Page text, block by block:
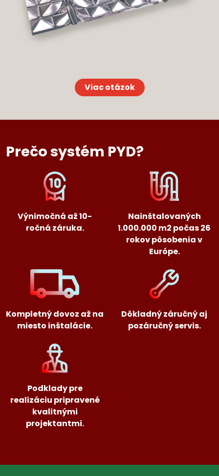
Viac otázok
Prečo systém PYD?
Výnimočná až 10-
ročná záruka.
Nainštalovaných
1.000.000 m2 počas 26
rokov pôsobenia v
Európe.
Kompletný dovoz až na
miesto inštalácie.
Dôkladný záručný aj
pozáručný servis.
Podklady pre
realizáciu pripravené
kvalitnými
projektantmi.